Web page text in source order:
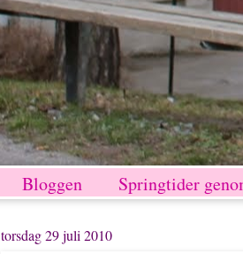
Bloggen Springtider
torsdag 29 juli 2010